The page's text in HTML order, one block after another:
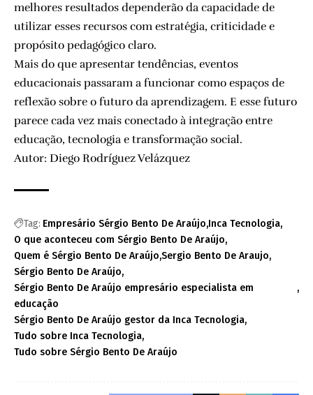
melhores resultados dependerão da capacidade de
utilizar esses recursos com estratégia, criticidade e
propósito pedagógico claro.
Mais do que apresentar tendências, eventos
educacionais passaram a funcionar como espaços de
reflexão sobre o futuro da aprendizagem. E esse futuro
parece cada vez mais conectado à integração entre
educação, tecnologia e transformação social.
Autor: Diego Rodríguez Velázquez
Tag: Empresário Sérgio Bento De Araújo Inca Tecnologia
O que aconteceu com Sérgio Bento De Araújo
Quem é Sérgio Bento De Araújo Sergio Bento De Araujo
Sérgio Bento De Araújo
Sérgio Bento De Araújo empresário especialista em
educação
Sérgio Bento De Araújo gestor da Inca Tecnologia
Tudo sobre Inca Tecnologia
Tudo sobre Sérgio Bento De Araújo